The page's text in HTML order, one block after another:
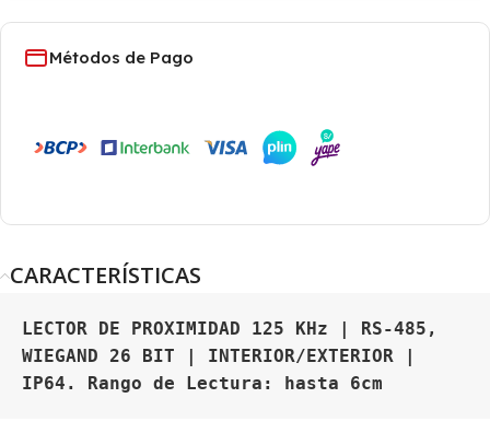
Métodos de Pago
CARACTERÍSTICAS
LECTOR DE PROXIMIDAD 125 KHz | RS-485,
WIEGAND 26 BIT | INTERIOR/EXTERIOR |
IP64. Rango de Lectura: hasta 6cm